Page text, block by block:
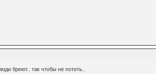
бреют.. так чтобы не потеть..